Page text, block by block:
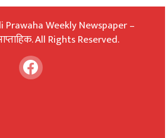
Weekly Newspaper –
All Rights Reserved.